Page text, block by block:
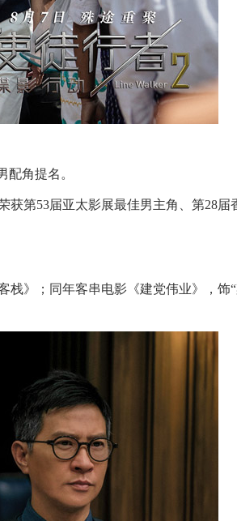
配角提名。
获第53届亚太影展最佳男主角、第28届
栈》；同年客串电影《建党伟业》，饰